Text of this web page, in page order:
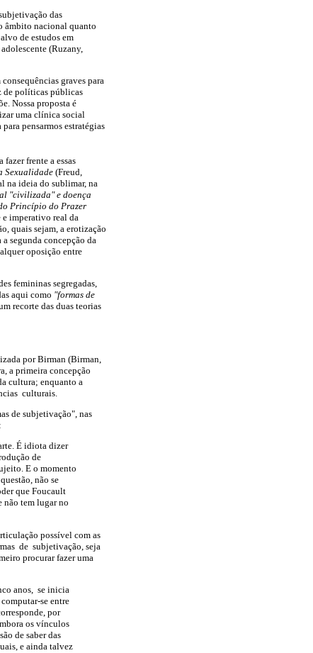
das
âmbito nacional quanto
de estudos em
(Ruzany,
graves para
de políticas públicas
Nossa proposta é
uma clínica social
pensarmos estratégias
frente a essas
Sexualidade (Freud,
na ideia do sublimar, na
"civilizada" e doença
Princípio do Prazer
imperativo real da
quais sejam, a erotização
segunda concepção da
oposição entre
femininas segregadas,
aqui como "formas de
recorte das duas teorias
por Birman (Birman,
a primeira concepção
cultura; enquanto a
culturais.
de subjetivação", nas
É idiota dizer
de
E o momento
não se
que Foucault
não tem lugar no
possível com as
de subjetivação, seja
procurar fazer uma
anos, se inicia
se entre
por
os vínculos
de saber das
e ainda talvez